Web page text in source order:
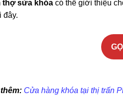
thợ sửa khóa có thể giới thiệu
đây.
Cửa hàng khóa tại thị trấn